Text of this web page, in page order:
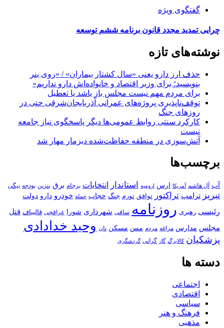
گفتگوی ویژه
چرایی تمدید مجدد قانون برنامه ششم توسعه
نوشته‌های تازه
حذف ارز دارو یعنی «سال کشتار بیماران» / «روی بنر
بنویسید؛ برای وزیر اقتصاد و خانواده‌اش دارو نداریم»
برای مردم مهم نیست مجلس باز باشد یا تعطیل
توقف‌ناپذیری پروژه‌های عمرانی آذربایجان‌شرقی حتی در
روزهای جنگ
کارکرد سنتی روابط عمومی‌ها دیگر پاسخگوی نیاز جامعه
نیست
آتش‌سوزی در منطقه حفاظت‌شده دیزمار مهار شد
برچسب‌ها
آب آل هاشم آمریکا ارس ارومیه استاندار انتخابات برجام برق بنزین بودجه بیگی
تبریز ترامپ تراکتور توافق تورم جنگ حجاب حمله خودرو دارو دولت
رئیسی رهبری روزنامه ساقی شهرداری شورا عراقچی قالیباف قتل
مجلس مدارس مراغه مردم مس مسکن نان وحید خدادادی
پزشکیان کالابرگ گاز گرانی گردشگری
دسته ها
اجتماعی
اقتصادی
سیاسی
فرهنگ و هنر
مذهبی